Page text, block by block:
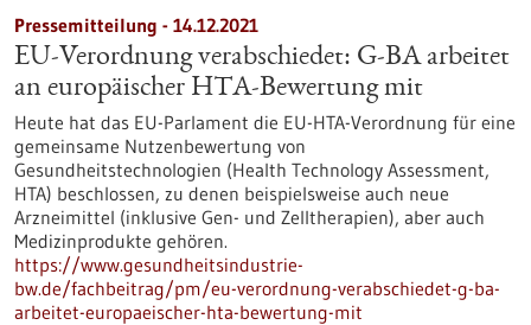
Pressemitteilung - 14.12.2021
EU-Verordnung verabschiedet: G-BA arbeitet
an europäischer HTA-Bewertung mit
Heute hat das EU-Parlament die EU-HTA-Verordnung für eine
gemeinsame Nutzenbewertung von
Gesundheitstechnologien (Health Technology Assessment,
HTA) beschlossen, zu denen beispielsweise auch neue
Arzneimittel (inklusive Gen- und Zelltherapien), aber auch
Medizinprodukte gehören.
https://www.gesundheitsindustrie-
bw.de/fachbeitrag/pm/eu-verordnung-verabschiedet-g-ba-
arbeitet-europaeischer-hta-bewertung-mit